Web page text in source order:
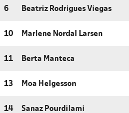
6 Beatriz Rodrigues Viegas
10 Marlene Nordal Larsen
11 Berta Manteca
13 Moa Helgesson
14 Sanaz Pourdilami